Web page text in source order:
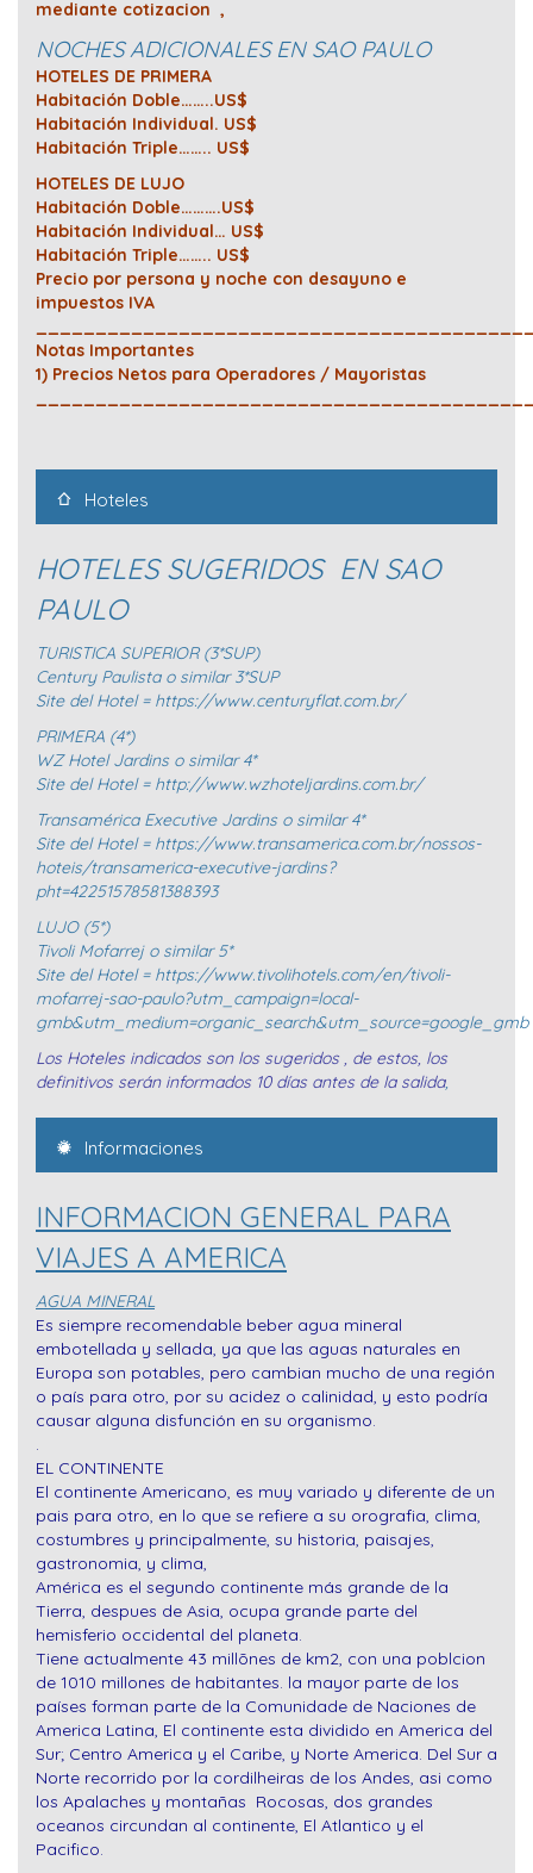
mediante cotizacion ,
NOCHES ADICIONALES EN SAO PAULO
HOTELES DE PRIMERA
Habitación Doble……..US$
Habitación Individual. US$
Habitación Triple…….. US$
HOTELES DE LUJO
Habitación Doble……….US$
Habitación Individual… US$
Habitación Triple…….. US$
Precio por persona y noche con desayuno e
impuestos IVA
Notas Importantes
1) Precios Netos para Operadores / Mayoristas
Hoteles
HOTELES SUGERIDOS EN SAO
PAULO
TURISTICA SUPERIOR (3*SUP)
Century Paulista o similar 3*SUP
Site del Hotel = https://www.centuryflat.com.br/
PRIMERA (4*)
WZ Hotel Jardins o similar 4*
Site del Hotel = http://www.wzhoteljardins.com.br/
Transamérica Executive Jardins o similar 4*
Site del Hotel = https://www.transamerica.com.br/nossos-
hoteis/transamerica-executive-jardins?
pht=42251578581388393
LUJO (5*)
Tivoli Mofarrej o similar 5*
Site del Hotel = https://www.tivolihotels.com/en/tivoli-
mofarrej-sao-paulo?utm_campaign=local-
gmb&utm_medium=organic_search&utm_source=google_gmb
Los Hoteles indicados son los sugeridos , de estos, los
definitivos serán informados 10 días antes de la salida,
Informaciones
INFORMACION GENERAL PARA
VIAJES A AMERICA
AGUA MINERAL
Es siempre recomendable beber agua mineral
embotellada y sellada, ya que las aguas naturales en
Europa son potables, pero cambian mucho de una región
o país para otro, por su acidez o calinidad, y esto podría
causar alguna disfunción en su organismo.
.
EL CONTINENTE
El continente Americano, es muy variado y diferente de un
pais para otro, en lo que se refiere a su orografia, clima,
costumbres y principalmente, su historia, paisajes,
gastronomia, y clima,
América es el segundo continente más grande de la
Tierra, despues de Asia, ocupa grande parte del
hemisferio occidental del planeta.
Tiene actualmente 43 millõnes de km2, con una poblcion
de 1010 millones de habitantes. la mayor parte de los
países forman parte de la Comunidade de Naciones de
America Latina, El continente esta dividido en America del
Sur; Centro America y el Caribe, y Norte America. Del Sur a
Norte recorrido por la cordilheiras de los Andes, asi como
los Apalaches y montañas Rocosas, dos grandes
oceanos circundan al continente, El Atlantico y el
Pacifico.